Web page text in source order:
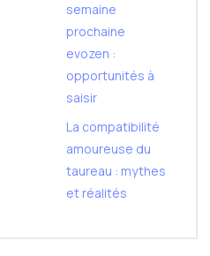
semaine
prochaine
evozen :
opportunités à
saisir
La compatibilité
amoureuse du
taureau : mythes
et réalités